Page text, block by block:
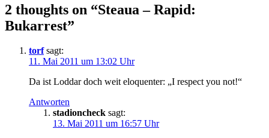
2 thoughts on “Steaua – Rapid:
Bukarrest”
torf sagt:
11. Mai 2011 um 13:02 Uhr
Da ist Loddar doch weit eloquenter: „I respect you not!“
Antworten
stadioncheck sagt:
13. Mai 2011 um 16:57 Uhr